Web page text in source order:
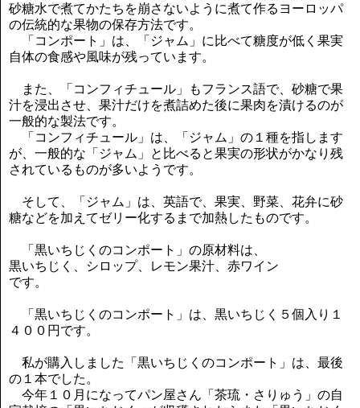
砂糖水で煮てかたちを崩さないように煮て作るヨーロッパ
の伝統的な果物の保存方法です。
「コンポート」は、「ジャム」に比べて糖度が低く果実
自体の食感や風味が残っています。
また、「コンフィチュール」もフランス語で、砂糖で果
汁を浸出させ、果汁だけを煮詰めた後に果肉を漬けるのが
一般的な製法です。
「コンフィチュール」は、「ジャム」の１種を指します
が、一般的な「ジャム」と比べると果実の形状がかなり残
されているものが多いようです。
そして、「ジャム」は、英語で、果実、野菜、花弁に砂
糖などを加えてゼリー化するまで加熱したものです。
「黒いちじくのコンポート」の原材料は、
黒いちじく、シロップ、レモン果汁、赤ワイン
です。
「黒いちじくのコンポート」は、黒いちじく５個入り１
４００円です。
私が購入しました「黒いちじくのコンポート」は、最後
の１本でした。
今年１０月になってパン屋さん「茶琉・さりゅう」の自